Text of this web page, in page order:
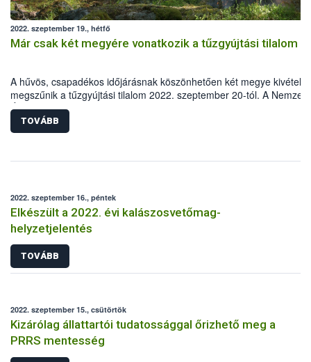
2022. szeptember 19., hétfő
Már csak két megyére vonatkozik a tűzgyújtási tilalom
A hűvös, csapadékos időjárásnak köszönhetően két megye
megszűnik a tűzgyújtási tilalom 2022. szeptember 20-tól. A Nemzeti
Élelmiszerlánc-biztonsági Hivatal (Nébih) felhívja a lakosság
hogy legyenek fokozottan körültekintőek, Magyarországon ugyanis
erdőtüzek 99 százalékát emberi mulasztás okozza.
TOVÁBB
2022. szeptember 16., péntek
Elkészült a 2022. évi kalászosvetőmag-
helyzetjelentés
TOVÁBB
2022. szeptember 15., csütörtök
Kizárólag állattartói tudatossággal őrizhető meg a
PRRS mentesség